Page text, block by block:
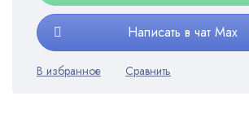
Написать в чат Max